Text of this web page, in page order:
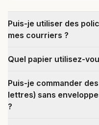
Puis-je utiliser des
mes courriers ?
Quel papier utilisez-
Puis-je commander
lettres) sans
?